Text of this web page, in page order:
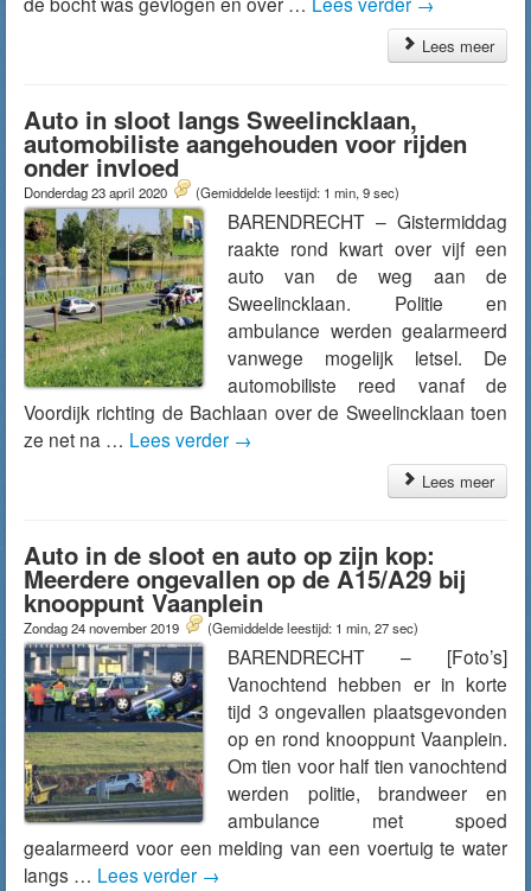
Lees meer
Auto in sloot langs Sweelincklaan,
automobiliste aangehouden voor rijden
onder invloed
Donderdag 23 april 2020 (Gemiddelde leestijd: 1 min, 9 sec)
BARENDRECHT – Gistermiddag
raakte rond kwart over vijf een
auto van de weg aan de
Sweelincklaan. Politie en
ambulance werden gealarmeerd
vanwege mogelijk letsel. De
automobiliste reed vanaf de
Voordijk richting de Bachlaan over de Sweelincklaan toen
ze net na … Lees verder →
Lees meer
Auto in de sloot en auto op zijn kop:
Meerdere ongevallen op de A15/A29 bij
knooppunt Vaanplein
Zondag 24 november 2019 (Gemiddelde leestijd: 1 min, 27 sec)
BARENDRECHT – [Foto’s]
Vanochtend hebben er in korte
tijd 3 ongevallen plaatsgevonden
op en rond knooppunt Vaanplein.
Om tien voor half tien vanochtend
werden politie, brandweer en
ambulance met spoed
gealarmeerd voor een melding van een voertuig te water
langs … Lees verder →